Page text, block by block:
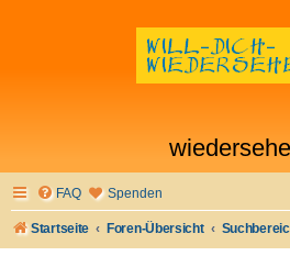
FAQ Spenden
Startseite Foren-Übersicht